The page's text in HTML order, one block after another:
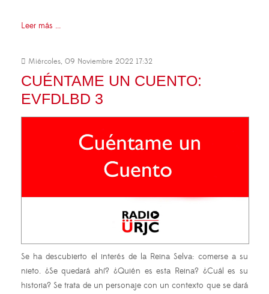
Leer más ...
Miércoles, 09 Noviembre 2022 17:32
CUÉNTAME UN CUENTO:
EVFDLBD 3
Se ha descubierto el interés de la Reina Selva: comerse a su
nieto. ¿Se quedará ahí? ¿Quién es esta Reina? ¿Cuál es su
historia? Se trata de un personaje con un contexto que se dará